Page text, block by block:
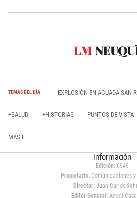
TEMAS DEL DÍA EXPLOSIÓN EN AGUADA SAN
+SALUD +HISTORIAS PUNTOS DE VISTA
MAS E
Información
Edición: 6949
Propietario:Comunicaciones y
Director: Juan Carlos
Editor General:Ángel